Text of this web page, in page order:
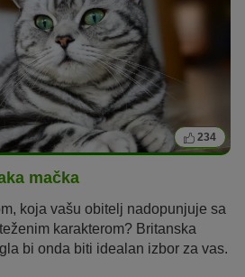
234
mačka
koja vašu obitelj nadopunjuje sa
karakterom? Britanska
bi onda biti idealan izbor za vas.